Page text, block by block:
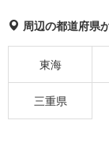
周辺の都道府県
東海
三重県